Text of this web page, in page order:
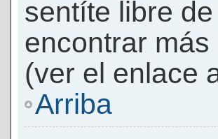
sentíte libre
encontrar
(ver el enlace
Arriba